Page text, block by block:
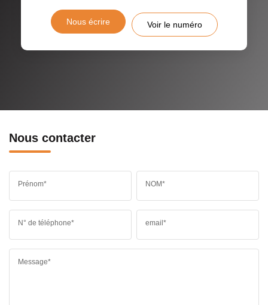
Nous écrire Voir le numéro
Nous contacter
Prénom* NOM*
N° de téléphone* email*
Message*